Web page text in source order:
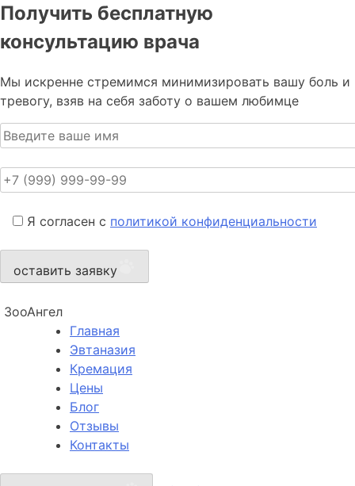
Получить бесплатную
консультацию врача
Мы искренне стремимся минимизировать вашу боль и
тревогу, взяв на себя заботу о вашем любимце
Я согласен с политикой конфиденциальности
оставить заявку
ЗооАнгел
Главная
Эвтаназия
Кремация
Цены
Блог
Отзывы
Контакты